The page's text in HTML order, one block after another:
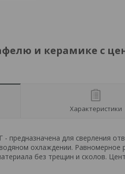
и керамике с
Характеристики
для сверления
охлаждении. Равномерное
без трещин и сколов.